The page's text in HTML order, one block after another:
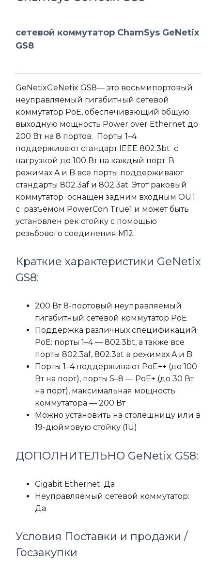
сетевой коммутатор ChamSys GeNetix
GS8
GeNetixGeNetix GS8— это восьмипортовый
неуправляемый гигабитный сетевой
коммутатор PoE, обеспечивающий общую
выходную мощность Power over Ethernet до
200 Вт на 8 портов. Порты 1–4
поддерживают стандарт IEEE 802.3bt с
нагрузкой до 100 Вт на каждый порт. В
режимах A и B все порты поддерживают
стандарты 802.3af и 802.3at. Этот раковый
коммутатор оснащен задним входным OUT
с разъемом PowerCon True1 и может быть
установлен рек стойку с помощью
резьбового соединения M12.
Краткие характеристики GeNetix
GS8:
200 Вт 8-портовый неуправляемый
гигабитный сетевой коммутатор PoE
Поддержка различных спецификаций
PoE: порты 1–4 — 802.3bt, а также все
порты 802.3af, 802.3at в режимах A и B
Порты 1–4 поддерживают PoE++ (до 100
Вт на порт), порты 5–8 — PoE+ (до 30 Вт
на порт), максимальная мощность
коммутатора — 200 Вт
Можно установить на столешницу или в
19-дюймовую стойку (1U)
ДОПОЛНИТЕЛЬНО GeNetix GS8:
Gigabit Ethernet: Да
Неуправляемый сетевой коммутатор:
Да
Условия Поставки и продажи /
Госзакупки